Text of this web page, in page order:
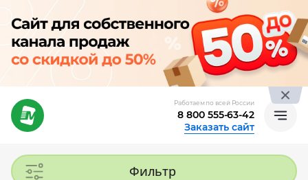
Работаем по всей России
8 800 555-63-42
Заказать сайт
Фильтр